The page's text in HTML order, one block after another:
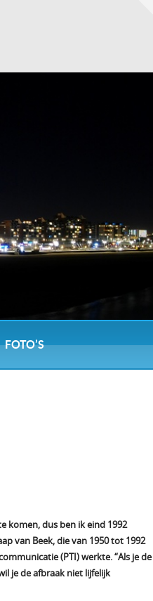
FOTO’S
komen, dus ben ik eind 1992
van Beek, die van 1950 tot 1992
(PTI) werkte. “Als je de
je de afbraak niet lijfelijk